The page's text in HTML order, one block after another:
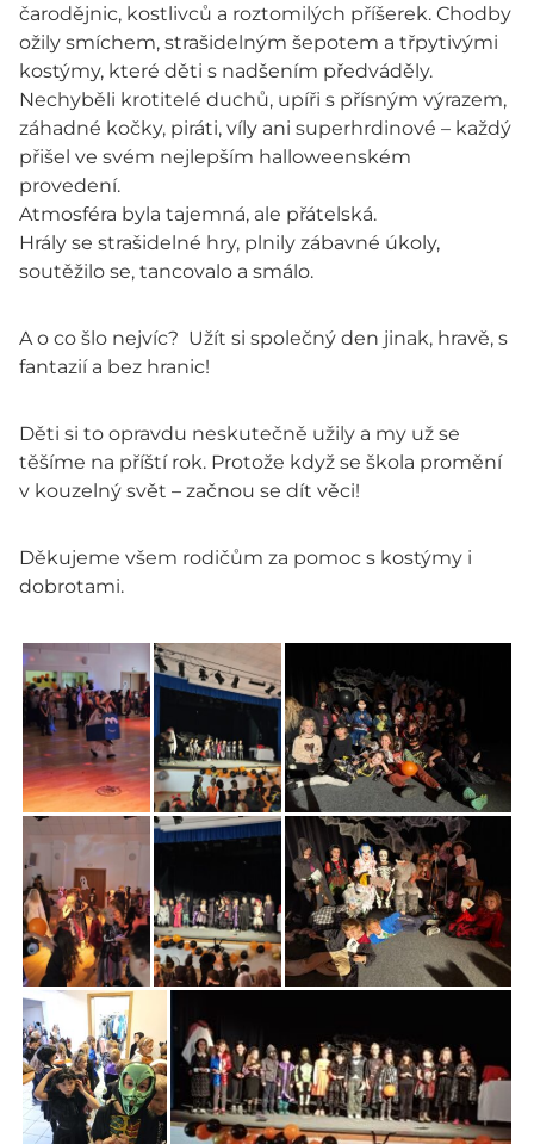
čarodějnic, kostlivců a roztomilých příšerek. Chodby
ožily smíchem, strašidelným šepotem a třpytivými
kostýmy, které děti s nadšením předváděly.
Nechyběli krotitelé duchů, upíři s přísným výrazem,
záhadné kočky, piráti, víly ani superhrdinové – každý
přišel ve svém nejlepším halloweenském
provedení.
Atmosféra byla tajemná, ale přátelská.
Hrály se strašidelné hry, plnily zábavné úkoly,
soutěžilo se, tancovalo a smálo.
A o co šlo nejvíc? Užít si společný den jinak, hravě, s
fantazií a bez hranic!
Děti si to opravdu neskutečně užily a my už se
těšíme na příští rok. Protože když se škola promění
v kouzelný svět – začnou se dít věci!
Děkujeme všem rodičům za pomoc s kostýmy i
dobrotami.